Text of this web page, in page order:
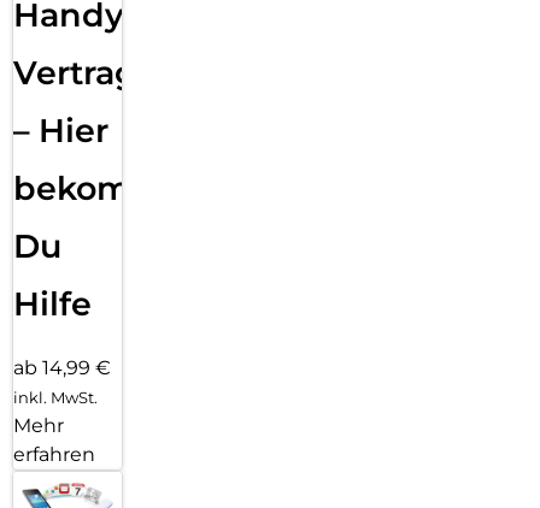
Handy
Vertragsabwicklung
– Hier
bekommst
Du
Hilfe
ab 14,99 €
inkl. MwSt.
Mehr
erfahren